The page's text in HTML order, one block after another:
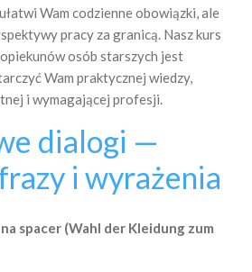
Wam codzienne obowiązki, ale
pracy za granicą. Nasz kurs
osób starszych jest
Wam praktycznej wiedzy,
i wymagającej profesji.
dialogi —
i wyrażenia
spacer (Wahl der Kleidung zum